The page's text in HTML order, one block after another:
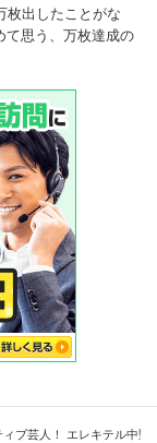
枚出したことがな
て思う、万枚達成の
ブ芸人！ エレキテル中